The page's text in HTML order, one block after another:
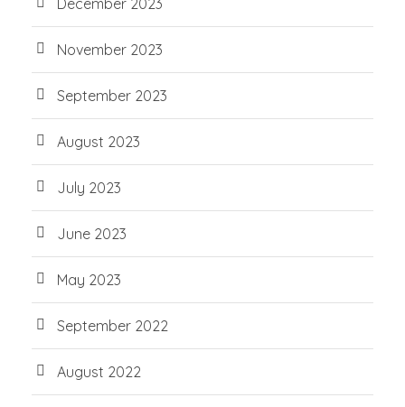
December 2023
November 2023
September 2023
August 2023
July 2023
June 2023
May 2023
September 2022
August 2022